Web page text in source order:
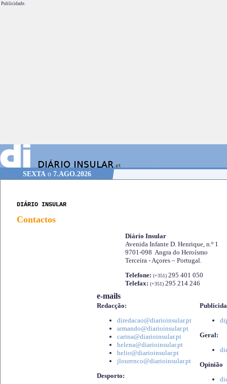
Publicidade.
SEXTA o 7.AGO.2026
DIÁRIO INSULAR
Contactos
Diário Insular
Avenida Infante D. Henrique, n.º 1
9701-098 Angra do Heroísmo
Terceira - Açores – Portugal.
Telefone: (+351) 295 401 050
Telefax: (+351) 295 214 246
e-mails
Redacção:
diredacao@diarioinsular.pt
armando@diarioinsular.pt
carina@diarioinsular.pt
helena@diarioinsular.pt
helio@diarioinsular.pt
jlourenco@diarioinsular.pt
Desporto:
Geral:
Opinião